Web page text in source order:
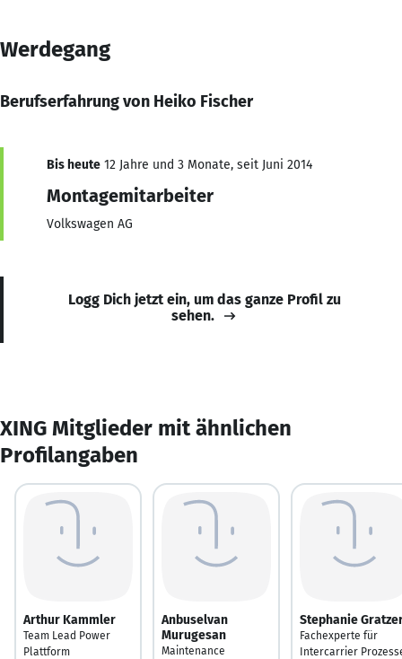
Werdegang
Berufserfahrung von Heiko Fischer
Bis heute 12 Jahre und 3 Monate, seit Juni 2014
Montagemitarbeiter
Volkswagen AG
Logg Dich jetzt ein, um das ganze Profil zu
sehen.
XING Mitglieder mit ähnlichen
Profilangaben
Arthur Kammler
Team Lead Power
Plattform
Anbuselvan
Murugesan
Maintenance
Stephanie
Fachexperte für
Intercarrier